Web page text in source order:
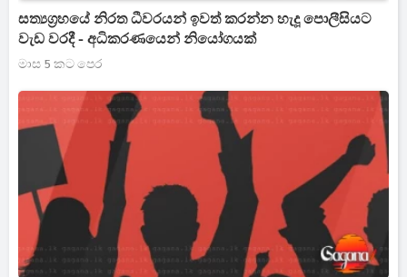
සත්‍යග්‍රහයේ නිරත ධීවරයන් ඉවත් කරන්න හැදූ පොලීසියට
වැඩ වරදී - අධිකරණයෙන් නියෝගයක්
මාස 5 කට පෙර